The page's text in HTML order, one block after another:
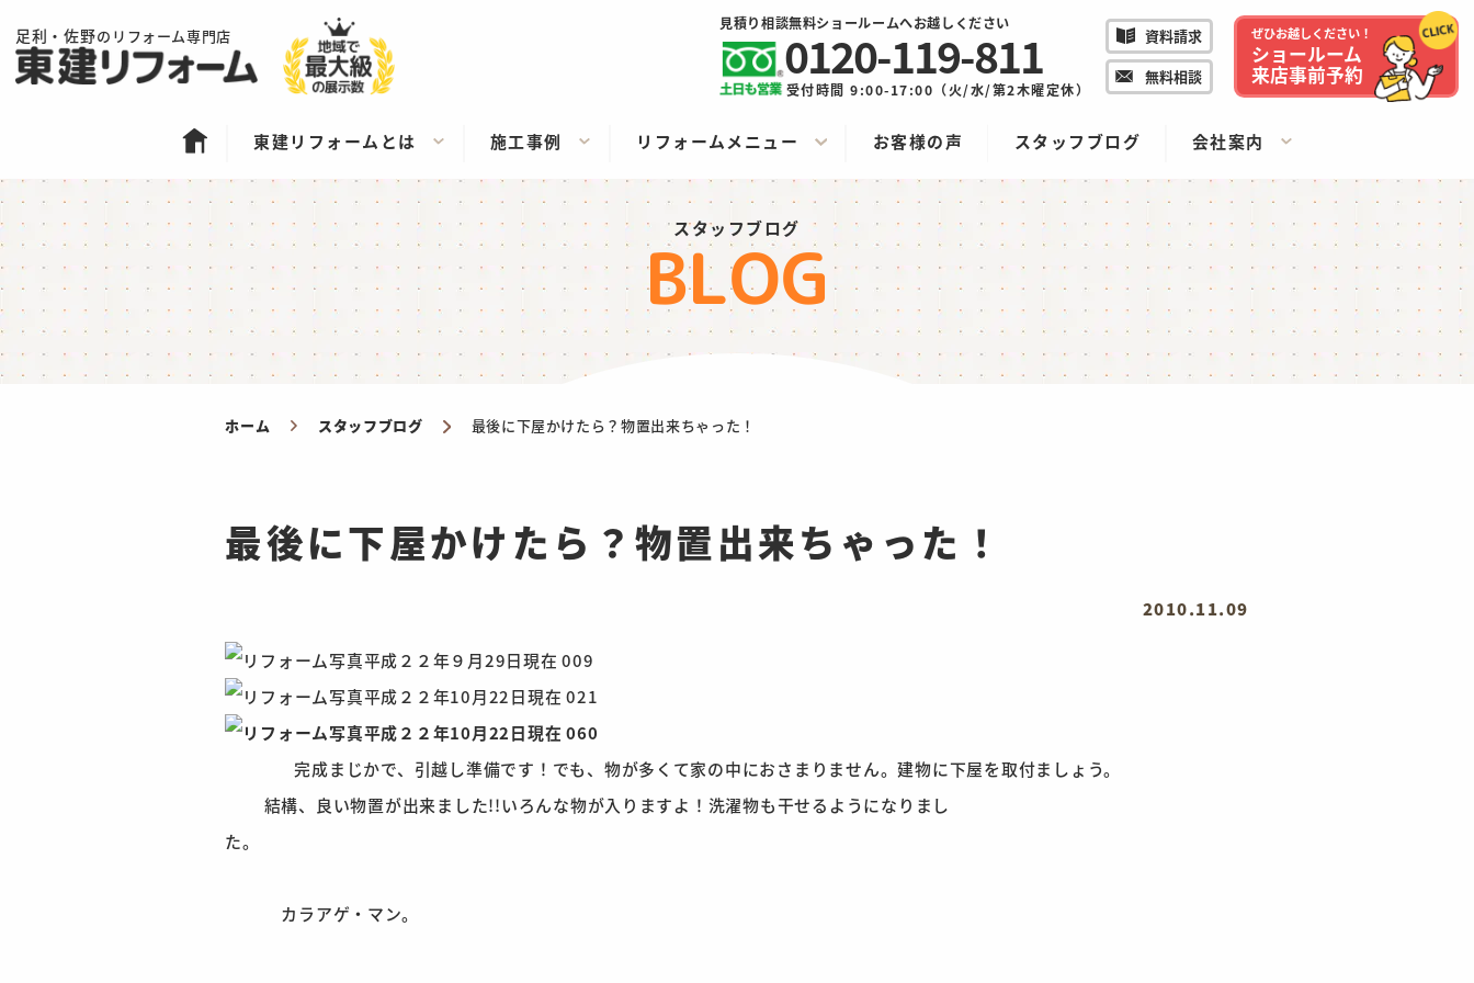
足利・佐野のリフォーム専門店
見積り相談無料ショールームへお越しください
0120-119-811
受付時間 9:00-17:00（火/水/第2木曜定休）
資料請求
無料相談
ぜひお越しください！
ショールーム
来店事前予約
東建リフォームとは 施工事例 リフォームメニュー お客様の声 スタッフブログ 会社案内
スタッフブログ
BLOG
ホーム スタッフブログ 最後に下屋かけたら？物置出来ちゃった！
最後に下屋かけたら？物置出来ちゃった！
2010.11.09
完成まじかで、引越し準備です！でも、物が多くて家の中におさまりません。建物に下屋を取付ましょう。
結構、良い物置が出来ました!!いろんな物が入りますよ！洗濯物も干せるようになりまし
た。
カラアゲ・マン。